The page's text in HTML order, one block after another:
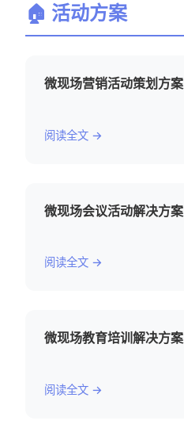
🏠 活动方案
微现场营销活动策划方案
阅读全文 →
微现场会议活动解决方案
阅读全文 →
微现场教育培训解决方案
阅读全文 →